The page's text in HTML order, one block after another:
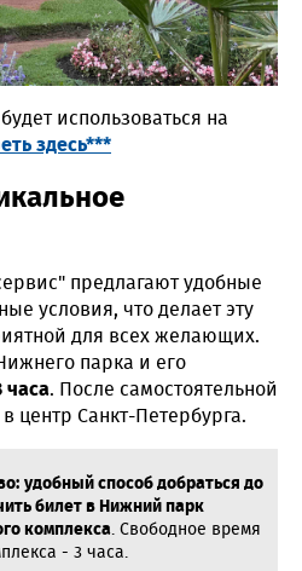
использоваться на
здесь***
предлагают удобные
условия, что делает эту
для всех желающих.
парка и его
часа. После самостоятельной
центр Санкт-Петербурга.
удобный способ добраться до
билет в Нижний парк
комплекса . Свободное время
- 3 часа.